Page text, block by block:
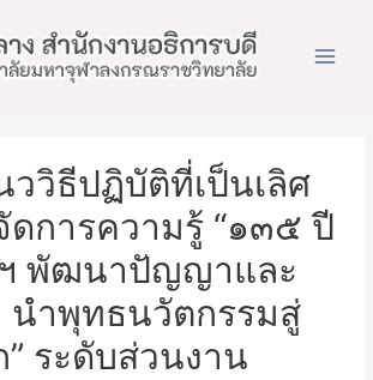
ววิธีปฏิบัติที่เป็นเลิศ
ดการความรู้ “๑๓๕ ปี
พัฒนาปัญญาและ
ำพุทธนวัตกรรมสู่
ระดับส่วนงาน